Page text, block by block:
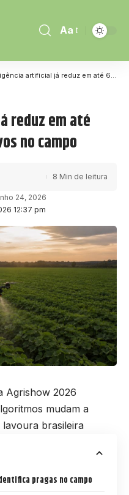
Aa
artificial já reduz em até 62% o uso de defensivos no campo
reduz em até
no campo
12:37 pm
24, 2026
8 Min de leitura
Agrishow 2026
mudam a
brasileira
pragas no campo